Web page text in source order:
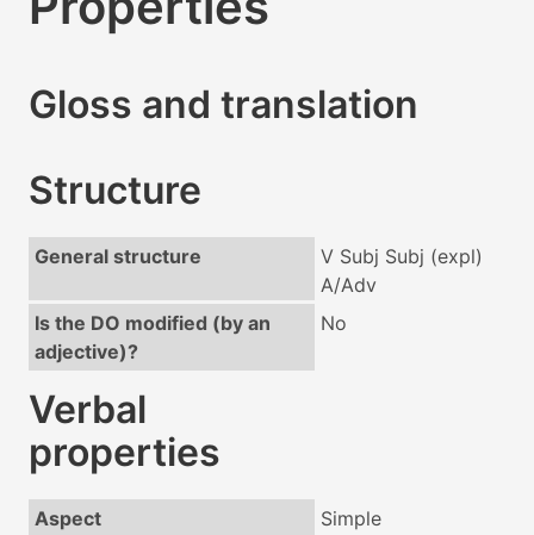
Gloss and translation
Structure
General structure
V Subj Subj (expl)
A/Adv
Is the DO modified (by an
adjective)?
No
Verbal
properties
Aspect Simple